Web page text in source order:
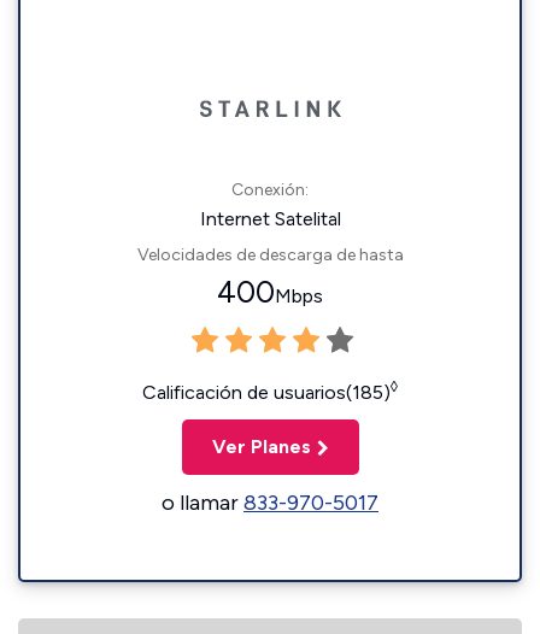
Conexión:
Internet Satelital
Velocidades de descarga de hasta
400Mbps
Calificación de usuarios(185)◊
Ver Planes
o llamar833-970-5017